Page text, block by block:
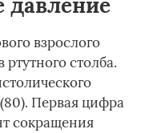
давление
взрослого
столба.
Первая цифра
сокращения